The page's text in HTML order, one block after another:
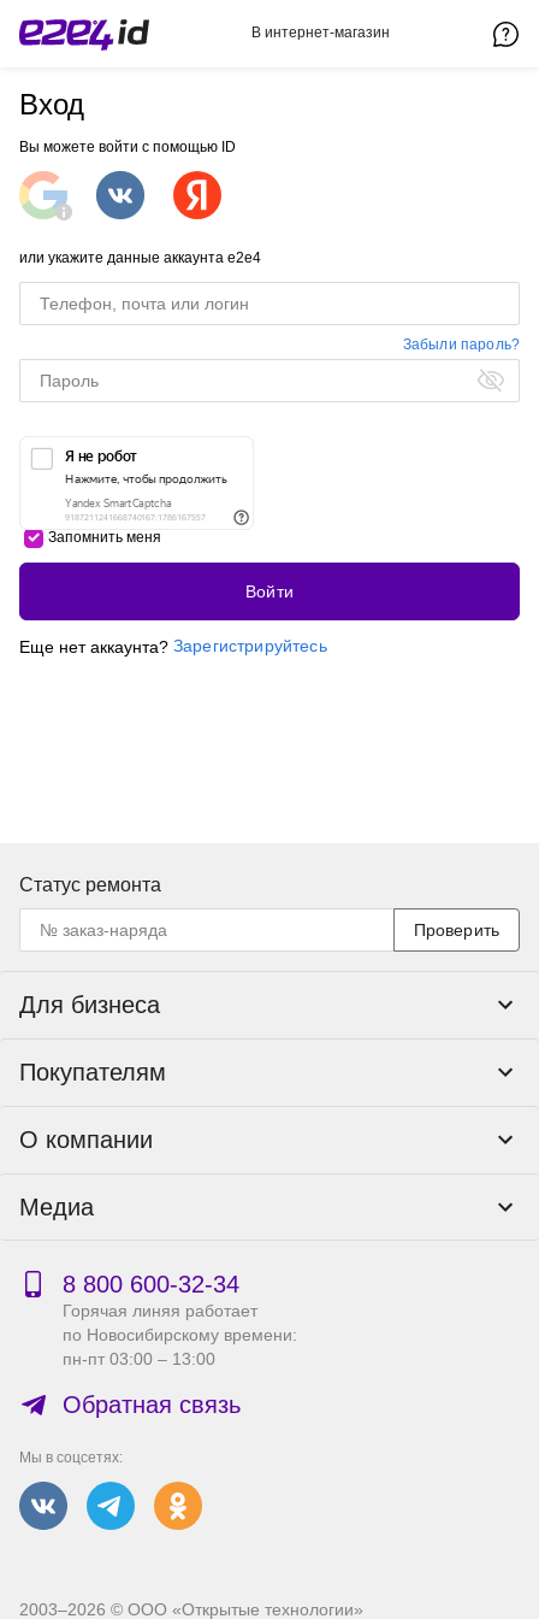
В интернет-магазин
Вход
Вы можете войти с помощью ID
или укажите данные аккаунта e2e4
Забыли пароль?
Запомнить меня
Войти
Еще нет аккаунта? Зарегистрируйтесь
Статус ремонта
Проверить
Для бизнеса
Тендеры и гос закупки
Покупателям
Пункты выдачи
Доставка
Гарантия и возврат
Бонусная программа
Сервисный центр
Справка по работе с e2e4 ID
О компании
Реквизиты
Публичная оферта
Правила продажи на сайте
Производители
Вакансии
Медиа
Новости
Акции
8 800 600‑32‑34
Горячая линяя работает
по Новосибирскому времени:
пн-пт 03:00 – 13:00
Обратная связь
Мы в соцсетях:
2003–2026 © ООО «Открытые технологии»